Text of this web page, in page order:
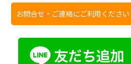
お問合せ・ご連絡にご利用くださ